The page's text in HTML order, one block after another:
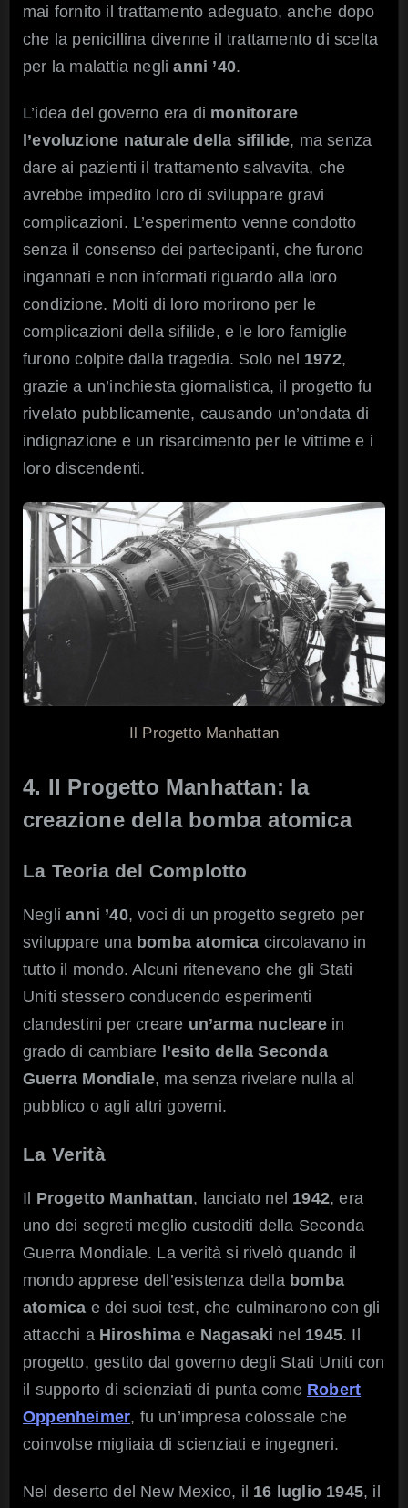
mai fornito il trattamento adeguato, anche dopo
che la penicillina divenne il trattamento di scelta
per la malattia neglianni ’40.
L’idea del governo era di monitorare
l’evoluzione naturale della sifilide, ma senza
dare ai pazienti il trattamento salvavita, che
avrebbe impedito loro di sviluppare gravi
complicazioni. L’esperimento venne condotto
senza il consenso dei partecipanti, che furono
ingannati e non informati riguardo alla loro
condizione. Molti di loro morirono per le
complicazioni della sifilide, e le loro famiglie
furono colpite dalla tragedia. Solo nel 1972,
grazie a un’inchiesta giornalistica, il progetto fu
rivelato pubblicamente, causando un’ondata di
indignazione e un risarcimento per le vittime e i
loro discendenti.
Il Progetto Manhattan
4. Il Progetto Manhattan: la
creazione della bomba atomica
La Teoria del Complotto
Neglianni ’40, voci di un progetto segreto per
sviluppare una bomba atomica circolavano in
tutto il mondo. Alcuni ritenevano che gli Stati
Uniti stessero conducendo esperimenti
clandestini per creare un’arma nuclearein
grado di cambiare l’esito della Seconda
Guerra Mondiale, ma senza rivelare nulla al
pubblico o agli altri governi.
La Verità
Il Progetto Manhattan, lanciato nel 1942, era
uno dei segreti meglio custoditi della Seconda
Guerra Mondiale. La verità si rivelò quando il
mondo apprese dell’esistenza della bomba
atomica e dei suoi test, che culminarono con gli
attacchi a Hiroshima e Nagasaki nel 1945. Il
progetto, gestito dal governo degli Stati Uniti con
il supporto di scienziati di punta come Robert
Oppenheimer, fu un’impresa colossale che
coinvolse migliaia di scienziati e ingegneri.
Nel deserto del New Mexico, il 16 luglio 1945, il